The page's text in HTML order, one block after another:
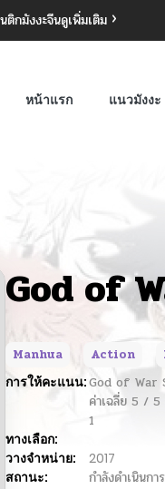
ติกมังงะจีนดูเพิ่มเติม
หน้าแรก แนวมังงะ
God of
Manhua Action
การให้คะแนน:God of War
ค่าเฉลี่ย 5 / 5
1
ทางเลือก:
วางจำหน่าย:
2017
สถานะ:
กำลังดำเนินการ